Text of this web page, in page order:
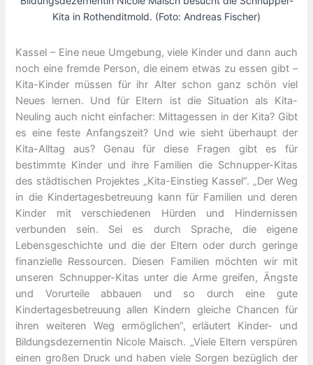
Kita in Rothenditmold. (Foto: Andreas Fischer)
Kassel – Eine neue Umgebung, viele Kinder und dann auch
noch eine fremde Person, die einem etwas zu essen gibt –
Kita-Kinder müssen für ihr Alter schon ganz schön viel
Neues lernen. Und für Eltern ist die Situation als Kita-
Neuling auch nicht einfacher: Mittagessen in der Kita? Gibt
es eine feste Anfangszeit? Und wie sieht überhaupt der
Kita-Alltag aus? Genau für diese Fragen gibt es für
bestimmte Kinder und ihre Familien die Schnupper-Kitas
des städtischen Projektes „Kita-Einstieg Kassel“. „Der Weg
in die Kindertagesbetreuung kann für Familien und deren
Kinder mit verschiedenen Hürden und Hindernissen
verbunden sein. Sei es durch Sprache, die eigene
Lebensgeschichte und die der Eltern oder durch geringe
finanzielle Ressourcen. Diesen Familien möchten wir mit
unseren Schnupper-Kitas unter die Arme greifen, Ängste
und Vorurteile abbauen und so durch eine gute
Kindertagesbetreuung allen Kindern gleiche Chancen für
ihren weiteren Weg ermöglichen“, erläutert Kinder- und
Bildungsdezernentin Nicole Maisch. „Viele Eltern verspüren
einen großen Druck und haben viele Sorgen bezüglich der